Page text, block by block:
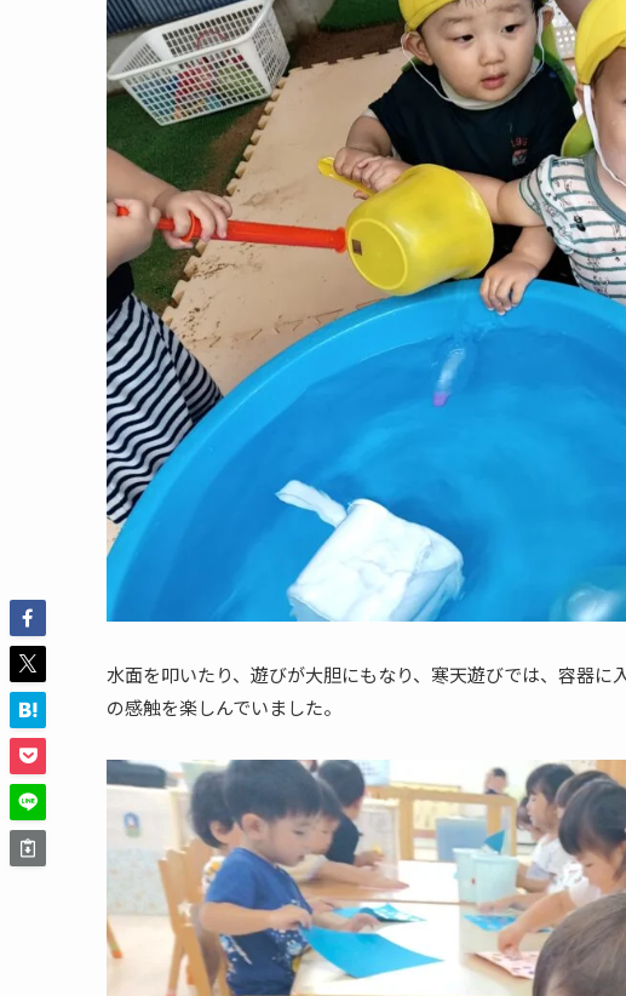
水面を叩いたり、遊びが大胆にもなり、寒天遊びでは、容器
の感触を楽しんでいました。